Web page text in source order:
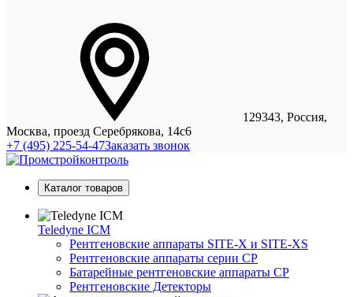
129343, Россия,
Москва, проезд Серебрякова, 14с6
+7 (495) 225-54-47Заказать звонок
Каталог товаров
Teledyne ICM
Рентгеновские аппараты SITE-X и SITE-XS
Рентгеновские аппараты серии CP
Батарейные рентгеновские аппараты CP
Рентгеновские Детекторы